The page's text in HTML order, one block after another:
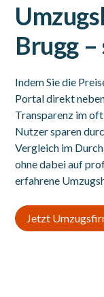
Brugg –
Indem Sie die
Portal direkt
Transparenz im
Nutzer sparen
Vergleich im
ohne dabei auf
erfahrene
Jetzt